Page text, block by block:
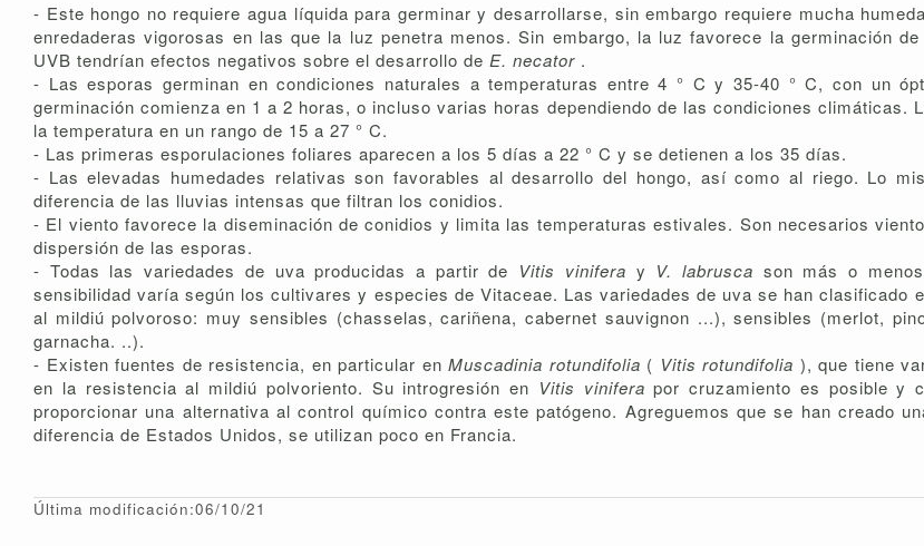
- Este hongo no requiere agua líquida para germinar y desarrollarse, sin embargo requiere mucha
enredaderas vigorosas en las que la luz penetra menos. Sin embargo, la luz favorece la germinación
UVB tendrían efectos negativos sobre el desarrollo de E. necator .
- Las esporas germinan en condiciones naturales a temperaturas entre 4 ° C y 35-40 ° C, con un
germinación comienza en 1 a 2 horas, o incluso varias horas dependiendo de las condiciones climáticas.
la temperatura en un rango de 15 a 27 ° C.
- Las primeras esporulaciones foliares aparecen a los 5 días a 22 ° C y se detienen a los 35 días.
- Las elevadas humedades relativas son favorables al desarrollo del hongo, así como al riego. Lo
diferencia de las lluvias intensas que filtran los conidios.
- El viento favorece la diseminación de conidios y limita las temperaturas estivales. Son necesarios
dispersión de las esporas.
- Todas las variedades de uva producidas a partir de Vitis vinifera y V. labrusca son más o
sensibilidad varía según los cultivares y especies de Vitaceae. Las variedades de uva se han clasificado
al mildiú polvoroso: muy sensibles (chasselas, cariñena, cabernet sauvignon ...), sensibles (merlot,
garnacha. ..).
- Existen fuentes de resistencia, en particular en Muscadinia rotundifolia ( Vitis rotundifolia ), que tiene
en la resistencia al mildiú polvoriento. Su introgresión en Vitis viniferapor cruzamiento es posible y
proporcionar una alternativa al control químico contra este patógeno. Agreguemos que se han creado
diferencia de Estados Unidos, se utilizan poco en Francia.
Última modificación:06/10/21